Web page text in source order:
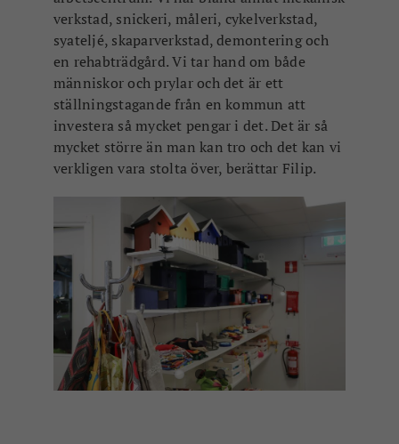
verkstad, snickeri, måleri, cykelverkstad,
syateljé, skaparverkstad, demontering och
en rehabträdgård. Vi tar hand om både
människor och prylar och det är ett
ställningstagande från en kommun att
investera så mycket pengar i det. Det är så
mycket större än man kan tro och det kan vi
verkligen vara stolta över, berättar Filip.